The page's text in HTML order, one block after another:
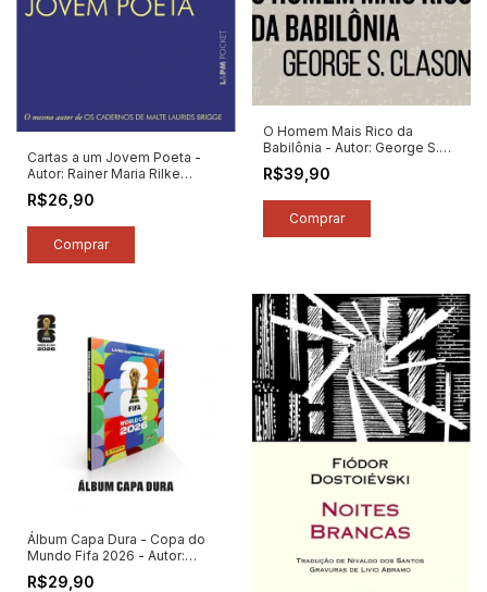
Cartas a um Jovem Poeta -
Autor: Rainer Maria Rilke
(2026) [novo]
R$26,90
O Homem Mais Rico da
Babilônia - Autor: George S.
Clason (2025) [novo]
R$39,90
Álbum Capa Dura - Copa do
Mundo Fifa 2026 - Autor:
Panini (2026) [novo]
R$29,90